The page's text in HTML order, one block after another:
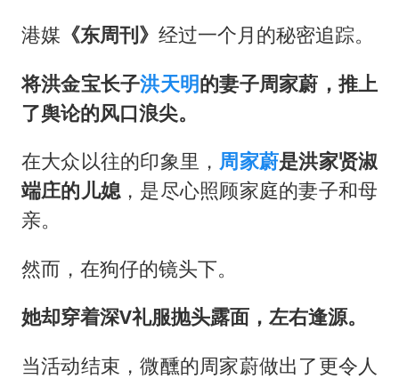
港媒 《东周刊》 经过一个月的秘密追踪。
将洪金宝长子洪天明的妻子周家蔚，推上
了舆论的风口浪尖。
在大众以往的印象里， 周家蔚是洪家贤淑
端庄的儿媳，是尽心照顾家庭的妻子和母
亲。
然而，在狗仔的镜头下。
她却穿着深V礼服抛头露面，左右逢源。
当活动结束，微醺的周家蔚做出了更令人